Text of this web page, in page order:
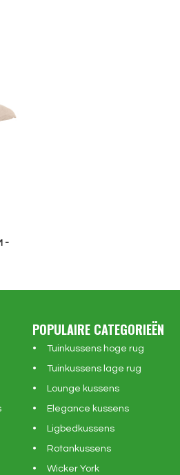
-
POPULAIRE CATEGORIEËN
Tuinkussens hoge rug
Tuinkussens lage rug
Lounge kussens
Elegance kussens
Ligbedkussens
Rotankussens
Wicker York